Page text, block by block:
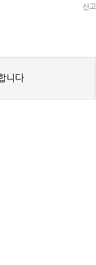
신고
니다